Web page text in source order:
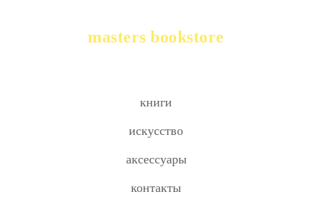
masters bookstore
книги
искусство
аксессуары
контакты